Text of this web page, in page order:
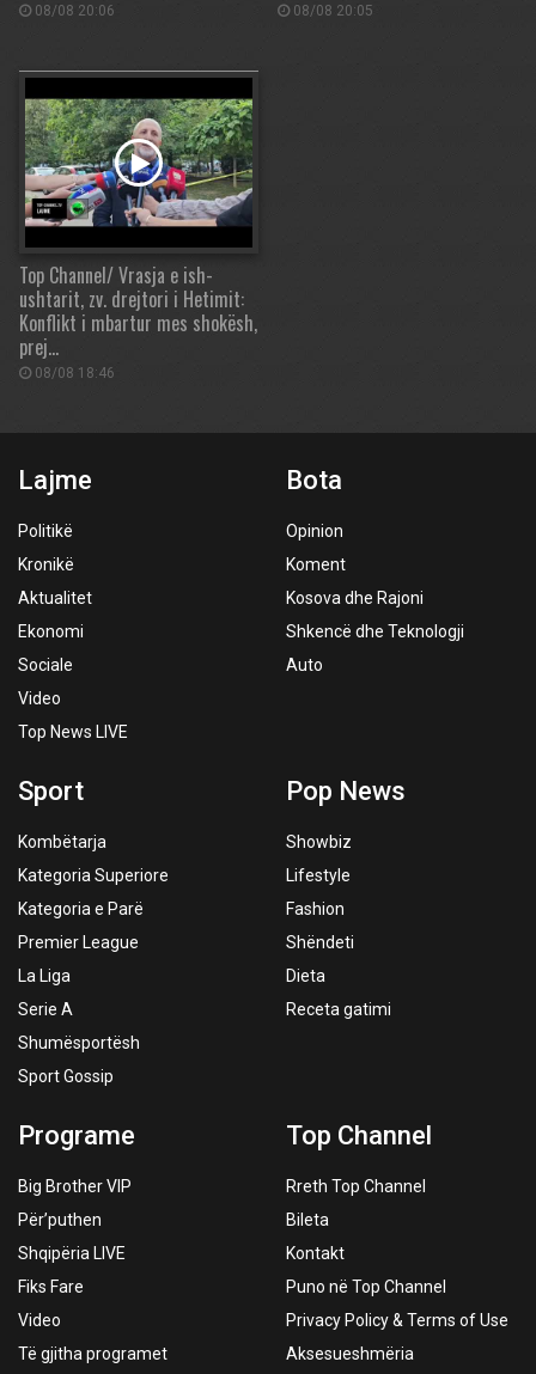
08/08 20:06 08/08 20:05
Top Channel/ Vrasja e ish-
ushtarit, zv. drejtori i Hetimit:
Konflikt i mbartur mes shokësh,
prej…
08/08 18:46
Lajme
Politikë
Kronikë
Aktualitet
Ekonomi
Sociale
Video
Top News LIVE
Bota
Opinion
Koment
Kosova dhe Rajoni
Shkencë dhe Teknologji
Auto
Sport
Kombëtarja
Kategoria Superiore
Kategoria e Parë
Premier League
La Liga
Serie A
Shumësportësh
Sport Gossip
Pop News
Showbiz
Lifestyle
Fashion
Shëndeti
Dieta
Receta gatimi
Programe
Big Brother VIP
Për’puthen
Shqipëria LIVE
Fiks Fare
Video
Të gjitha programet
Top Channel
Rreth Top Channel
Bileta
Kontakt
Puno në Top Channel
Privacy Policy & Terms of Use
Aksesueshmëria